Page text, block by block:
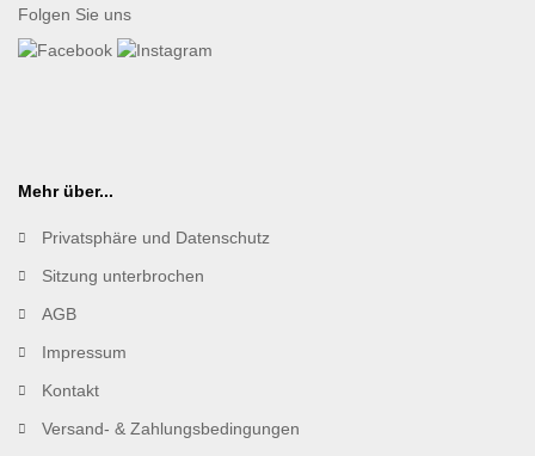
Folgen Sie uns
Mehr über...
Privatsphäre und Datenschutz
Sitzung unterbrochen
AGB
Impressum
Kontakt
Versand- & Zahlungsbedingungen